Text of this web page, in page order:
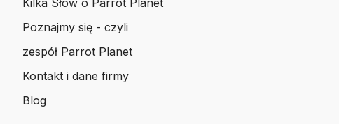
Kilka Słów o Parrot Planet
Poznajmy się - czyli
zespół Parrot Planet
Kontakt i dane firmy
Blog